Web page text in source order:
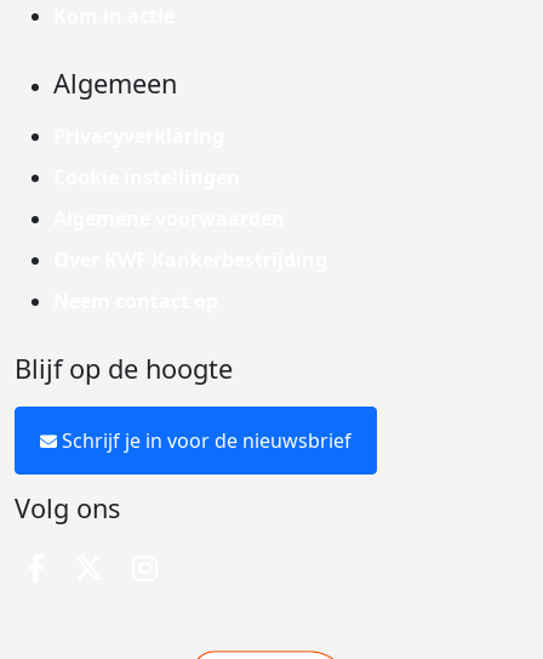
Algemeen
Blijf op de hoogte
Schrijf je in voor de nieuwsbrief
Volg ons